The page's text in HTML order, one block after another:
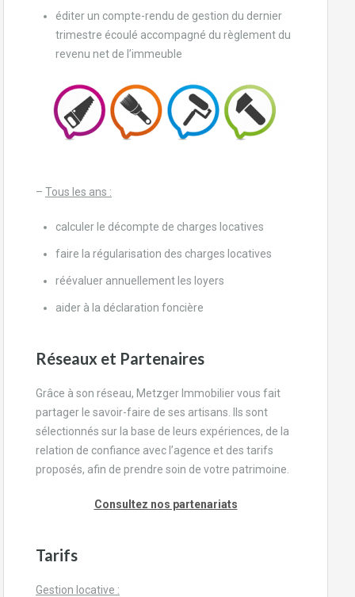
éditer un compte-rendu de gestion du dernier
trimestre écoulé accompagné du règlement du
revenu net de l’immeuble
– Tous les ans :
calculer le décompte de charges locatives
faire la régularisation des charges locatives
réévaluer annuellement les loyers
aider à la déclaration foncière
Réseaux et Partenaires
Grâce à son réseau, Metzger Immobilier vous fait
partager le savoir-faire de ses artisans. Ils sont
sélectionnés sur la base de leurs expériences, de la
relation de confiance avec l’agence et des tarifs
proposés, afin de prendre soin de votre patrimoine.
Consultez nos partenariats
Tarifs
Gestion locative :